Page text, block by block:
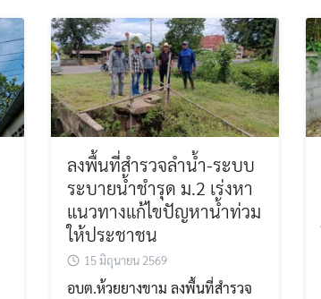
ลงพื้นที่สำรวจลำน้ำ-ระบบ
ระบายน้ำชำรุด ม.2 เร่งหา
แนวทางแก้ไขปัญหาน้ำท่วม
ให้ประชาชน
15 มิถุนายน 2569
อบต.ห้วยยางขาม ลงพื้นที่สำรวจ